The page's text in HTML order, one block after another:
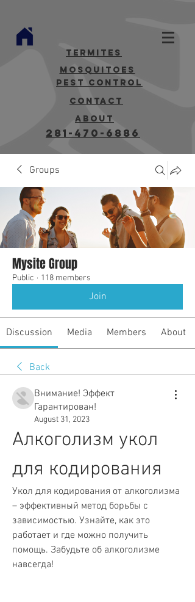
termites
mosquitoes
Pest Control
contact
about
281-470-6886
Groups
Mysite Group
Public · 118 members
Join
Discussion Media Members About
Back
Внимание! Эффект
Гарантирован!
August 31, 2023
Алкоголизм укол
для кодирования
Укол для кодирования от алкоголизма
– эффективный метод борьбы с
зависимостью. Узнайте, как это
работает и где можно получить
помощь. Забудьте об алкоголизме
навсегда!